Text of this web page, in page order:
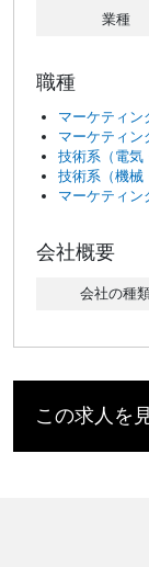
業種
職種
マーケティン
マーケティン
技術系（電気
技術系（機械
マーケティン
会社概要
会社の種
この求人を